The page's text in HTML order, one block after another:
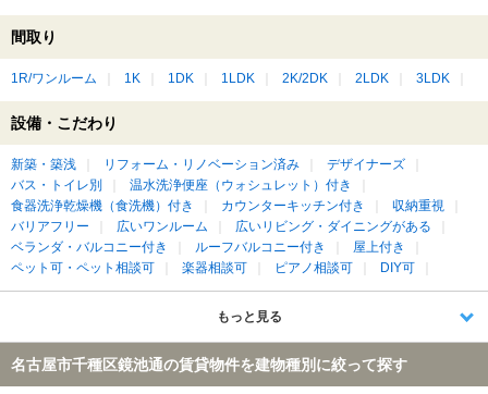
間取り
1R/ワンルーム 1K 1DK 1LDK 2K/2DK 2LDK 3LDK
設備・こだわり
新築・築浅 リフォーム・リノベーション済み
デザイナーズ
バス・トイレ別
温水洗浄便座（ウォシュレット）付き
食器洗浄乾燥機（食洗機）付き
カウンターキッチン付き
収納重視
バリアフリー
広いワンルーム
広いリビング・ダイニングがある
ベランダ・バルコニー付き
ルーフバルコニー付き
屋上付き
ペット可・ペット相談可
楽器相談可 ピアノ相談可 DIY可
もっと見る
名古屋市千種区鏡池通の賃貸物件を建物種別に絞って探す